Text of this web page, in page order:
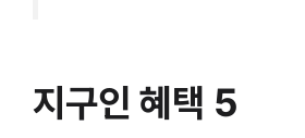
지구인 혜택 5